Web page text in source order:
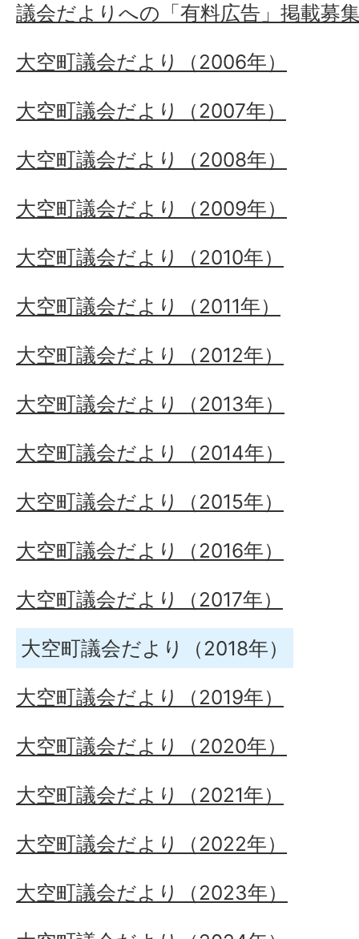
議会だよりへの「有料広告」掲載募
大空町議会だより（2006年）
大空町議会だより（2007年）
大空町議会だより（2008年）
大空町議会だより（2009年）
大空町議会だより（2010年）
大空町議会だより（2011年）
大空町議会だより（2012年）
大空町議会だより（2013年）
大空町議会だより（2014年）
大空町議会だより（2015年）
大空町議会だより（2016年）
大空町議会だより（2017年）
大空町議会だより（2018年）
大空町議会だより（2019年）
大空町議会だより（2020年）
大空町議会だより（2021年）
大空町議会だより（2022年）
大空町議会だより（2023年）